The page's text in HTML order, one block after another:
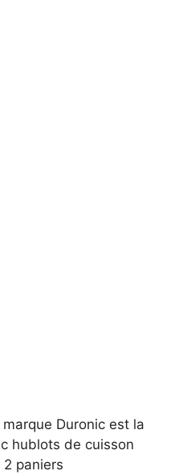
Duronic est la
hublots de cuisson
paniers